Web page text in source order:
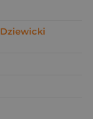
Dziewicki